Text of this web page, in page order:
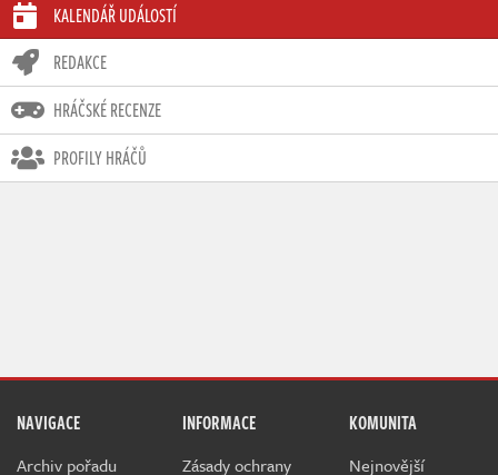
KALENDÁŘ UDÁLOSTÍ
REDAKCE
HRÁČSKÉ RECENZE
PROFILY HRÁČŮ
NAVIGACE
Archiv pořadu
INFORMACE
Zásady ochrany
KOMUNITA
Nejnovější